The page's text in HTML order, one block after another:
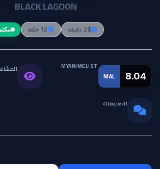
BLACK LAGOON
2$ دقيقة 12 حلقة
MAL 8.04
MYANIMELIST
التعليقات